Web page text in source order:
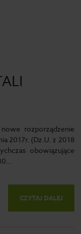
rozporządzenie
2017r. (Dz.U. z 2018
obowiązujące
CZYTAJ DALEJ